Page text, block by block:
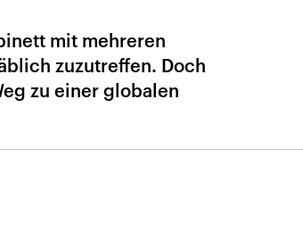
mit mehreren
zuzutreffen. Doch
zu einer globalen